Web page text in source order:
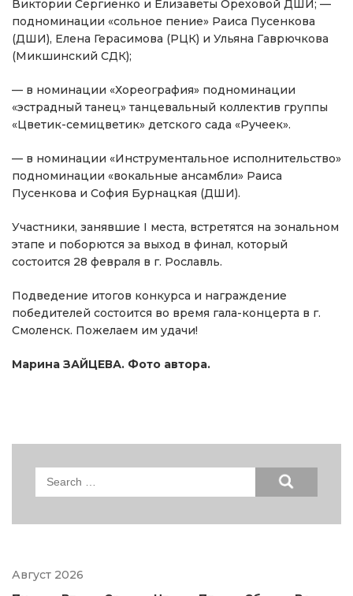
Виктории Сергиенко и Елизаветы Ореховой ДШИ; —
подноминации «сольное пение» Раиса Пусенкова
(ДШИ), Елена Герасимова (РЦК) и Ульяна Гаврючкова
(Микшинский СДК);
— в номинации «Хореография» подноминации
«эстрадный танец» танцевальный коллектив группы
«Цветик-семицветик» детского сада «Ручеек».
— в номинации «Инструментальное исполнительство»
подноминации «вокальные ансамбли» Раиса
Пусенкова и София Бурнацкая (ДШИ).
Участники, занявшие I места, встретятся на зональном
этапе и поборются за выход в финал, который
состоится 28 февраля в г. Рославль.
Подведение итогов конкурса и награждение
победителей состоится во время гала-концерта в г.
Смоленск. Пожелаем им удачи!
Марина ЗАЙЦЕВА. Фото автора.
Search
Август 2026